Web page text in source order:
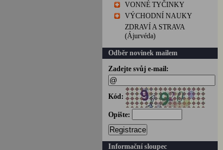
VONNÉ TYČINKY
VÝCHODNÍ NAUKY
ZDRAVÍ A STRAVA
(Ájurvéda)
Odběr novinek mailem
Zadejte svůj e-mail:
Kód:
Opište:
Registrace
Informační sloupec